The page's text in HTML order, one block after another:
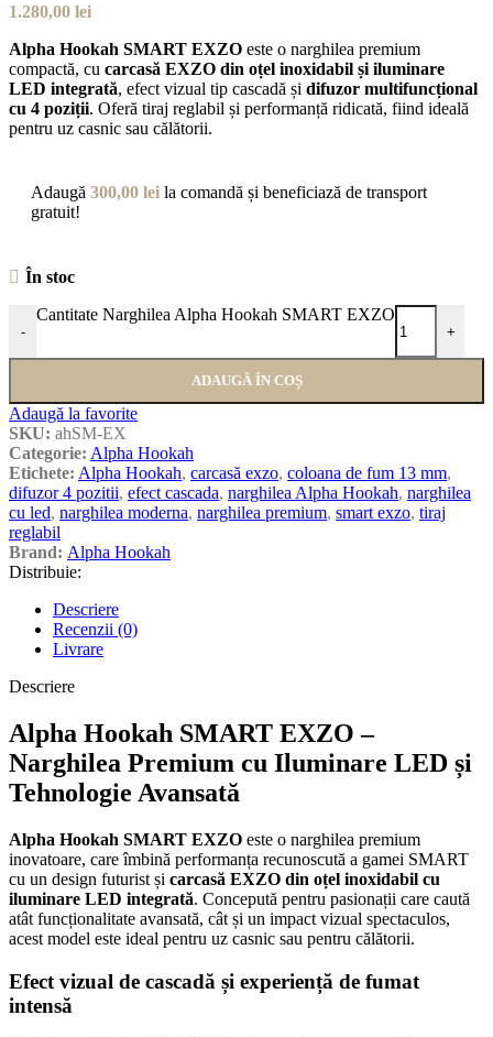
1.280,00 lei
Alpha Hookah SMART EXZO este o narghilea premium
compactă, cu carcasă EXZO din oțel inoxidabil și iluminare
LED integrată, efect vizual tip cascadă și difuzor multifuncțional
cu 4 poziții. Oferă tiraj reglabil și performanță ridicată, fiind ideală
pentru uz casnic sau călătorii.
Adaugă 300,00 lei la comandă și beneficiază de transport
gratuit!
În stoc
-
Cantitate Narghilea Alpha Hookah SMART EXZO
+
ADAUGĂ ÎN COȘ
Adaugă la favorite
SKU: ahSM-EX
Categorie: Alpha Hookah
Etichete: Alpha Hookah, carcasă exzo, coloana de fum 13 mm,
difuzor 4 pozitii, efect cascada, narghilea Alpha Hookah, narghilea
cu led, narghilea moderna, narghilea premium, smart exzo, tiraj
reglabil
Brand: Alpha Hookah
Distribuie:
Descriere
Recenzii (0)
Livrare
Descriere
Alpha Hookah SMART EXZO –
Narghilea Premium cu Iluminare LED și
Tehnologie Avansată
Alpha Hookah SMART EXZO este o narghilea premium
inovatoare, care îmbină performanța recunoscută a gamei SMART
cu un design futurist și carcasă EXZO din oțel inoxidabil cu
iluminare LED integrată. Concepută pentru pasionații care caută
atât funcționalitate avansată, cât și un impact vizual spectaculos,
acest model este ideal pentru uz casnic sau pentru călătorii.
Efect vizual de cascadă și experiență de fumat
intensă